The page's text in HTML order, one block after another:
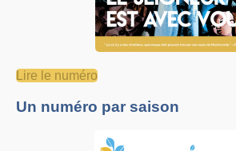
Lire le numéro
Un numéro par saison